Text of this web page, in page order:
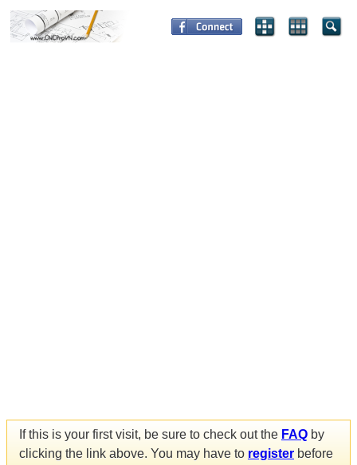
If this is your first visit, be sure to check out the FAQ by
clicking the link above. You may have to register before